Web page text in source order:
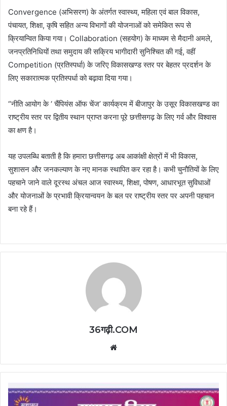
Convergence (अभिसरण) के अंतर्गत स्वास्थ्य, महिला एवं बाल विकास,
पंचायत, शिक्षा, कृषि सहित अन्य विभागों की योजनाओं को समेकित रूप से
क्रियान्वित किया गया। Collaboration (सहयोग) के माध्यम से मैदानी अमले,
जनप्रतिनिधियों तथा समुदाय की सक्रिय भागीदारी सुनिश्चित की गई, वहीं
Competition (प्रतिस्पर्धा) के जरिए विकासखण्ड स्तर पर बेहतर प्रदर्शन के
लिए सकारात्मक प्रतिस्पर्धा को बढ़ावा दिया गया।
“नीति आयोग के ‘ चैंपियंस ऑफ चेंज’ कार्यक्रम में बीजापुर के उसूर विकासखण्ड का
राष्ट्रीय स्तर पर द्वितीय स्थान प्राप्त करना पूरे छत्तीसगढ़ के लिए गर्व और विश्वास
का क्षण है।
यह उपलब्धि बताती है कि हमारा छत्तीसगढ़ अब आकांक्षी क्षेत्रों में भी विकास,
सुशासन और जनकल्याण के नए मानक स्थापित कर रहा है। कभी चुनौतियों के लिए
पहचाने जाने वाले दूरस्थ अंचल आज स्वास्थ्य, शिक्षा, पोषण, आधारभूत सुविधाओं
और योजनाओं के प्रभावी क्रियान्वयन के बल पर राष्ट्रीय स्तर पर अपनी पहचान
बना रहे हैं।
36गढ़ी.COM